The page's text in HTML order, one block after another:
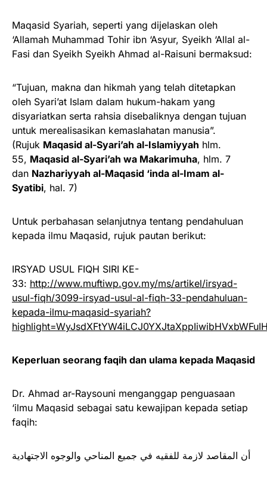
Maqasid Syariah, seperti yang dijelaskan oleh
‘Allamah Muhammad Tohir ibn ‘Asyur, Syeikh ‘Allal al-
Fasi dan Syeikh Syeikh Ahmad al-Raisuni bermaksud:
“Tujuan, makna dan hikmah yang telah ditetapkan
oleh Syari’at Islam dalam hukum-hakam yang
disyariatkan serta rahsia disebaliknya dengan tujuan
untuk merealisasikan kemaslahatan manusia”.
(Rujuk Maqasid al-Syari’ah al-Islamiyyah hlm.
55, Maqasid al-Syari’ah wa Makarimuha, hlm. 7
dan Nazhariyyah al-Maqasid ‘inda al-Imam al-
Syatibi, hal. 7)
Untuk perbahasan selanjutnya tentang pendahuluan
kepada ilmu Maqasid, rujuk pautan berikut:
IRSYAD USUL FIQH SIRI KE-
33: http://www.muftiwp.gov.my/ms/artikel/irsyad-
usul-fiqh/3099-irsyad-usul-al-fiqh-33-pendahuluan-
kepada-ilmu-maqasid-syariah?
Keperluan seorang faqih dan ulama kepada Maqasid
Dr. Ahmad ar-Raysouni menganggap penguasaan
‘ilmu Maqasid sebagai satu kewajipan kepada setiap
faqih:
أن المقاصد لازمة للفقيه في جميع المناحي والوجوه الاجتهادية